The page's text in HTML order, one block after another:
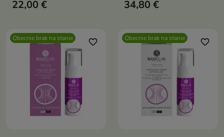
22,00 € 34,80 €
Obecnie brak na stanie favorite_border Obecnie brak na stanie favorite_border